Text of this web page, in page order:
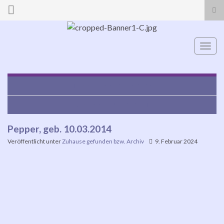
Search for:
Pepper, geb. 10.03.2014
Veröffentlicht unterZuhause gefunden bzw. Archiv 9. Februar 2024